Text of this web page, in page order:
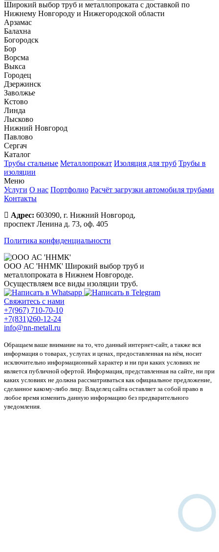
Широкий выбор труб и металлопроката с доставкой по
Нижнему Новгороду и Нижегородской области
Арзамас
Балахна
Богородск
Бор
Ворсма
Выкса
Городец
Дзержинск
Заволжье
Кстово
Линда
Лысково
Нижний Новгород
Павлово
Сергач
Каталог
Трубы стальные Металлопрокат Изоляция для труб Трубы в
изоляции
Меню
Услуги О нас Портфолио Расчёт загрузки автомобиля трубами
Контакты
Адрес: 603090, г. Нижний Новгород,
проспект Ленина д. 73, оф. 405
Политика конфиденциальности
ООО АС 'ННМК' Широкий выбор труб и
металлопроката в Нижнем Новгороде.
Осуществляем все виды изоляции труб.
Свяжитесь с нами
+7(967) 710-70-10
+7(831)260-12-24
info@nn-metall.ru
Обращаем ваше внимание на то, что данный интернет-сайт, а также вся
информация о товарах, услугах и ценах, предоставленная на нём, носит
исключительно информационный характер и ни при каких условиях не
является публичной офертой. Информация, представленная на сайте, ни при
каких условиях не должна рассматриваться как официальное предложение,
сделанное какому-либо лицу. Владелец сайта оставляет за собой право в
любое время изменить данную информацию без предварительного
уведомления.